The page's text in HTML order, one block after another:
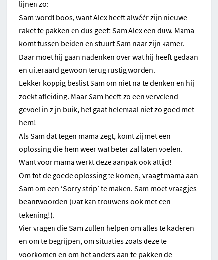
lijnen zo:
Sam wordt boos, want Alex heeft alwéér zijn nieuwe
raket te pakken en dus geeft Sam Alex een duw. Mama
komt tussen beiden en stuurt Sam naar zijn kamer.
Daar moet hij gaan nadenken over wat hij heeft gedaan
en uiteraard gewoon terug rustig worden.
Lekker koppig beslist Sam om niet na te denken en hij
zoekt afleiding. Maar Sam heeft zo een vervelend
gevoel in zijn buik, het gaat helemaal niet zo goed met
hem!
Als Sam dat tegen mama zegt, komt zij met een
oplossing die hem weer wat beter zal laten voelen.
Want voor mama werkt deze aanpak ook altijd!
Om tot de goede oplossing te komen, vraagt mama aan
Sam om een ‘Sorry strip’ te maken. Sam moet vraagjes
beantwoorden (Dat kan trouwens ook met een
tekening!).
Vier vragen die Sam zullen helpen om alles te kaderen
en om te begrijpen, om situaties zoals deze te
voorkomen en om het anders aan te pakken de